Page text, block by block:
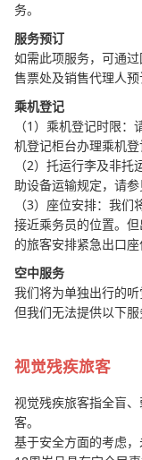
孕产妇
残疾人旅客
务。
服务预订
如需此项服务，可通
售票处及销售代理人预
乘机登记
（1）乘机登记时限
机登记柜台办理乘机登
（2）托运行李及非
助设备运输规定，请
（3）座位安排：我
接近乘务员的位置。
的旅客安排紧急出口座
空中服务
我们将为单独出行的
但我们无法提供以下
视觉残疾旅客
视觉残疾旅客指全盲
客。
基于安全方面的考虑